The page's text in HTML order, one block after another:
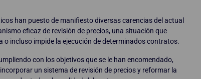
han puesto de manifiesto diversas carencias del actual
eficaz de revisión de precios, una situación que
incluso impide la ejecución de determinados contratos.
con los objetivos que se le han encomendado,
un sistema de revisión de precios y reformar la